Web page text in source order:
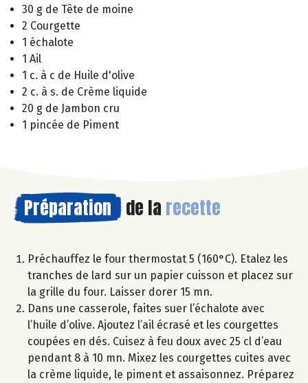
30 g de Tête de moine
2 Courgette
1 échalote
1 Ail
1 c. à c de Huile d'olive
2 c. à s. de Crème liquide
20 g de Jambon cru
1 pincée de Piment
Préparation de la recette
Préchauffez le four thermostat 5 (160°C). Etalez les
tranches de lard sur un papier cuisson et placez sur
la grille du four. Laisser dorer 15 mn.
Dans une casserole, faites suer l’échalote avec
l’huile d’olive. Ajoutez l’ail écrasé et les courgettes
coupées en dés. Cuisez à feu doux avec 25 cl d’eau
pendant 8 à 10 mn. Mixez les courgettes cuites avec
la crème liquide, le piment et assaisonnez. Préparez